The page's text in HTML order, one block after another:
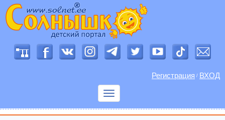
Регистрация / ВХОД
Показать